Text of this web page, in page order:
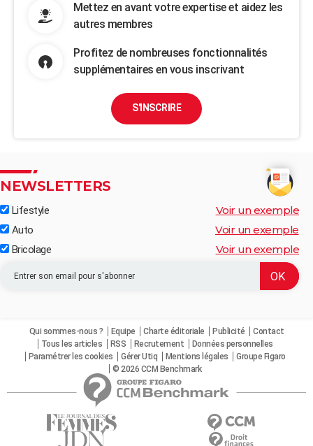
Mettez en avant votre expertise et aidez les
autres membres
Profitez de nombreuses fonctionnalités
supplémentaires en vous inscrivant
S'INSCRIRE
NEWSLETTERS
Lifestyle Voir un exemple
Auto Voir un exemple
Bricolage Voir un exemple
Qui sommes-nous ? Equipe Charte éditoriale Publicité
Contact
Tous les articles
RSS Recrutement
Données personnelles
Paramétrer les cookies
Gérer Utiq Mentions légales
Groupe Figaro
© 2026 CCM Benchmark